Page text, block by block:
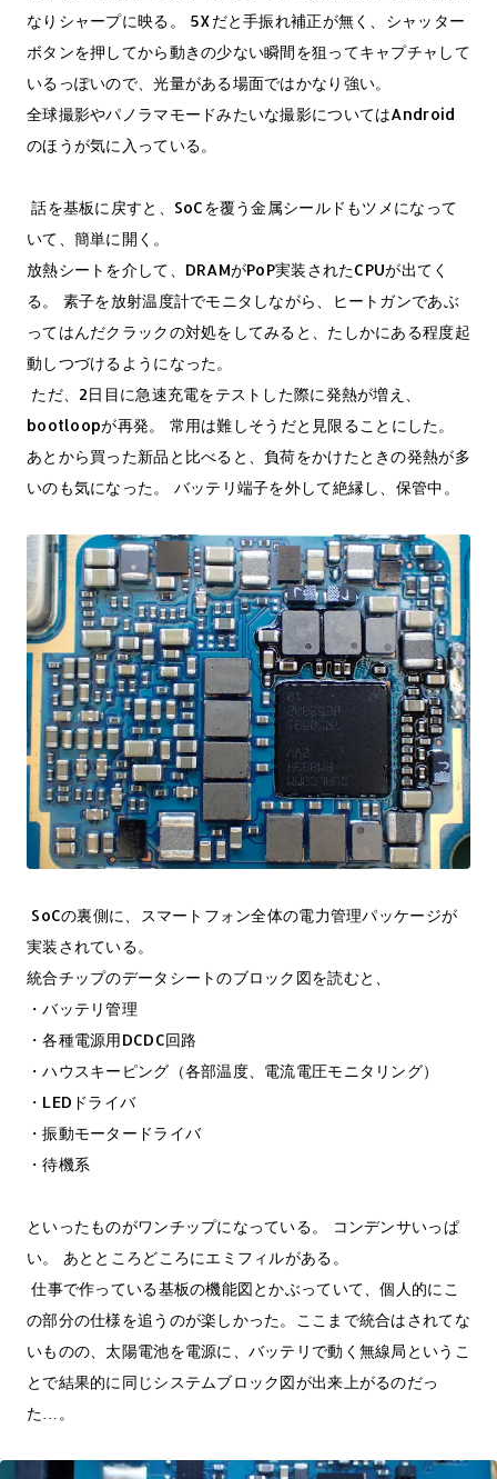
なりシャープに映る。 5Xだと手振れ補正が無く、シャッター
ボタンを押してから動きの少ない瞬間を狙ってキャプチャして
いるっぽいので、光量がある場面ではかなり強い。
全球撮影やパノラマモードみたいな撮影についてはAndroid
のほうが気に入っている。
話を基板に戻すと、SoCを覆う金属シールドもツメになって
いて、簡単に開く。
放熱シートを介して、DRAMがPoP実装されたCPUが出てく
る。 素子を放射温度計でモニタしながら、ヒートガンであぶ
ってはんだクラックの対処をしてみると、たしかにある程度起
動しつづけるようになった。
ただ、2日目に急速充電をテストした際に発熱が増え、
bootloopが再発。 常用は難しそうだと見限ることにした。
あとから買った新品と比べると、負荷をかけたときの発熱が多
いのも気になった。 バッテリ端子を外して絶縁し、保管中。
SoCの裏側に、スマートフォン全体の電力管理パッケージが
実装されている。
統合チップのデータシートのブロック図を読むと、
・バッテリ管理
・各種電源用DCDC回路
・ハウスキーピング（各部温度、電流電圧モニタリング）
・LEDドライバ
・振動モータードライバ
・待機系
といったものがワンチップになっている。 コンデンサいっぱ
い。 あとところどころにエミフィルがある。
仕事で作っている基板の機能図とかぶっていて、個人的にこ
の部分の仕様を追うのが楽しかった。ここまで統合はされてな
いものの、太陽電池を電源に、バッテリで動く無線局というこ
とで結果的に同じシステムブロック図が出来上がるのだっ
た…。